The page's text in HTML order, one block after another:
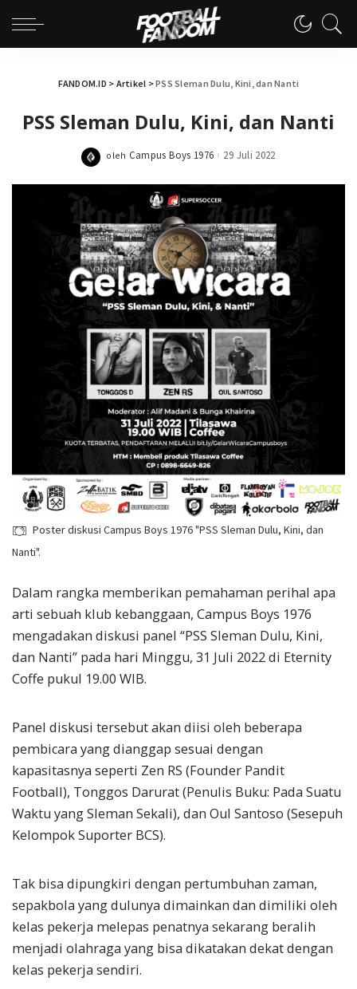
FANDOM.ID > Artikel >PSS Sleman Dulu, Kini, dan Nanti
PSS Sleman Dulu, Kini, dan Nanti
Posted
oleh Campus Boys 1976 29 Juli 2022
Poster diskusi Campus Boys 1976 "PSS Sleman Dulu, Kini, dan
Nanti".
Dalam rangka memberikan pemahaman perihal apa
arti sebuah klub kebanggaan, Campus Boys 1976
mengadakan diskusi panel “PSS Sleman Dulu, Kini,
dan Nanti” pada hari Minggu, 31 Juli 2022 di Eternity
Coffe pukul 19.00 WIB.
Panel diskusi tersebut akan diisi oleh beberapa
pembicara yang dianggap sesuai dengan
kapasitasnya seperti Zen RS (Founder Pandit
Football), Tonggos Darurat (Penulis Buku: Pada Suatu
Waktu yang Sleman Sekali), dan Oul Santoso (Sesepuh
Kelompok Suporter BCS).
Tak bisa dipungkiri dengan pertumbuhan zaman,
sepakbola yang dulunya dimainkan dan dimiliki oleh
kelas pekerja melepas penatnya sekarang beralih
menjadi olahraga yang bisa dikatakan dekat dengan
kelas pekerja sendiri.